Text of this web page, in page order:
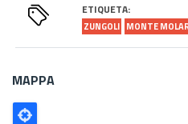
ETIQUETA:
ZUNGOLI MONTE
MAPPA
Poligono